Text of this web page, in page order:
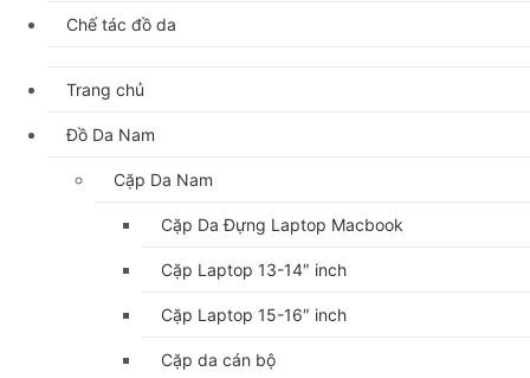
Chế tác đồ da
Trang chủ
Đồ Da Nam
Cặp Da Nam
Cặp Da Đựng Laptop Macbook
Cặp Laptop 13-14″ inch
Cặp Laptop 15-16″ inch
Cặp da cán bộ